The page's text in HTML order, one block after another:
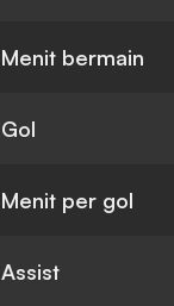
Menit bermain
Gol
Menit per gol
Assist